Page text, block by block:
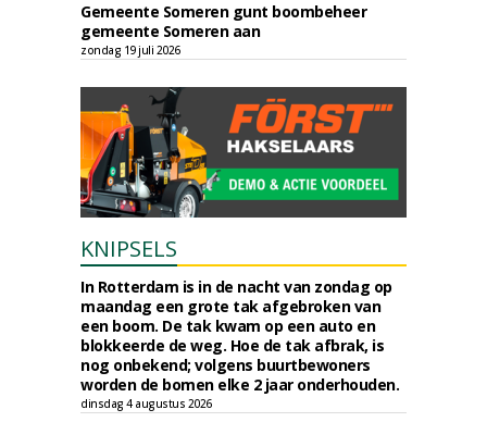
Gemeente Someren gunt boombeheer
gemeente Someren aan
zondag 19 juli 2026
KNIPSELS
In Rotterdam is in de nacht van zondag op
maandag een grote tak afgebroken van
een boom. De tak kwam op een auto en
blokkeerde de weg. Hoe de tak afbrak, is
nog onbekend; volgens buurtbewoners
worden de bomen elke 2 jaar onderhouden.
dinsdag 4 augustus 2026